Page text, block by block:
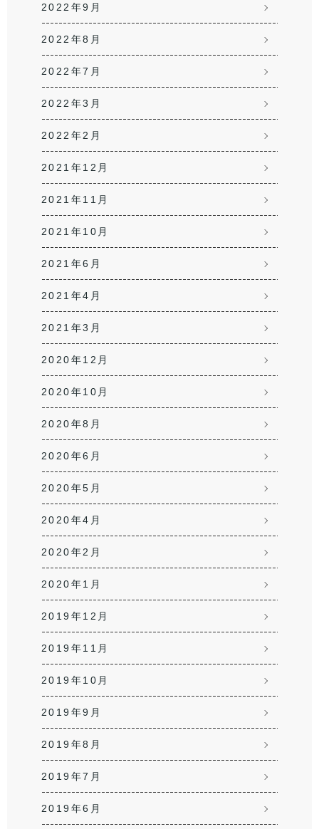
2022年9月
2022年8月
2022年7月
2022年3月
2022年2月
2021年12月
2021年11月
2021年10月
2021年6月
2021年4月
2021年3月
2020年12月
2020年10月
2020年8月
2020年6月
2020年5月
2020年4月
2020年2月
2020年1月
2019年12月
2019年11月
2019年10月
2019年9月
2019年8月
2019年7月
2019年6月